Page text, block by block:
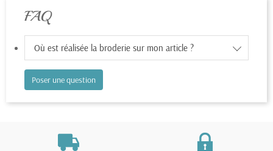
FAQ
Où est réalisée la broderie sur mon article ?
Poser une question